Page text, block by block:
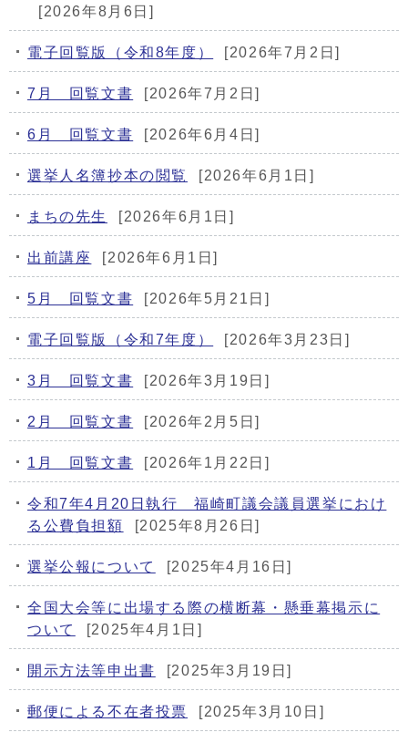
[2026年8月6日]
電子回覧版（令和8年度） [2026年7月2日]
7月 回覧文書 [2026年7月2日]
6月 回覧文書 [2026年6月4日]
選挙人名簿抄本の閲覧 [2026年6月1日]
まちの先生 [2026年6月1日]
出前講座 [2026年6月1日]
5月 回覧文書 [2026年5月21日]
電子回覧版（令和7年度） [2026年3月23日]
3月 回覧文書 [2026年3月19日]
2月 回覧文書 [2026年2月5日]
1月 回覧文書 [2026年1月22日]
令和7年4月20日執行 福崎町議会議員選挙におけ
る公費負担額
[2025年8月26日]
選挙公報について [2025年4月16日]
全国大会等に出場する際の横断幕・懸垂幕掲示に
ついて
[2025年4月1日]
開示方法等申出書 [2025年3月19日]
郵便による不在者投票 [2025年3月10日]